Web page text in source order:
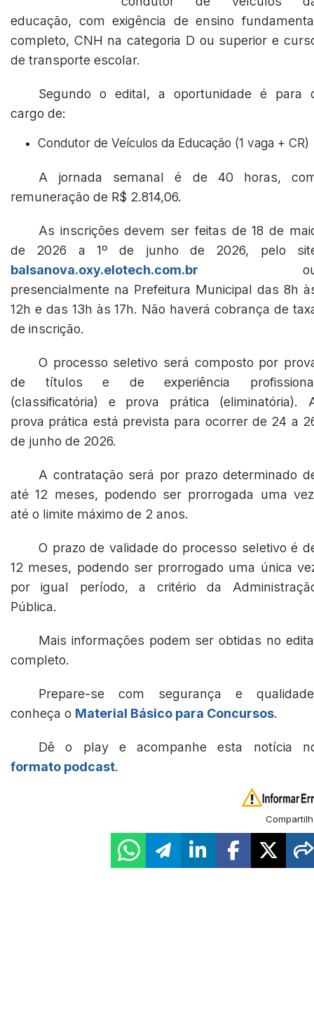
educação, com exigência de ensino
completo, CNH na categoria D ou superior e
de transporte escolar.
Segundo o edital, a oportunidade é para
cargo de:
Condutor de Veículos da Educação (1 vaga + CR)
A jornada semanal é de 40 horas,
remuneração de R$ 2.814,06.
As inscrições devem ser feitas de 18 de
de 2026 a 1º de junho de 2026, pelo
balsanova.oxy.elotech.com.br
presencialmente na Prefeitura Municipal das 8h
12h e das 13h às 17h. Não haverá cobrança de
de inscrição.
O processo seletivo será composto por
de títulos e de experiência
(classificatória) e prova prática (eliminatória).
prova prática está prevista para ocorrer de 24 a
de junho de 2026.
A contratação será por prazo determinado
até 12 meses, podendo ser prorrogada uma
até o limite máximo de 2 anos.
O prazo de validade do processo seletivo é
12 meses, podendo ser prorrogado uma única
por igual período, a critério da
Pública.
Mais informações podem ser obtidas no
completo.
Prepare-se com segurança e
conheça o Material Básico para Concursos.
Dê o play e acompanhe esta notícia
formato podcast.